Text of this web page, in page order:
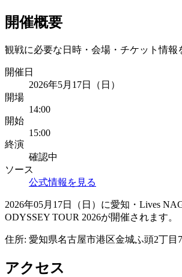
開催概要
観戦に必要な日時・会場・チケット情報
開催日
2026年5月17日（日）
開場
14:00
開始
15:00
終演
確認中
ソース
公式情報を見る
2026年05月17日（日）に愛知・Lives
ODYSSEY TOUR 2026が開催されます。
住所: 愛知県名古屋市港区金城ふ頭2丁目
アクセス